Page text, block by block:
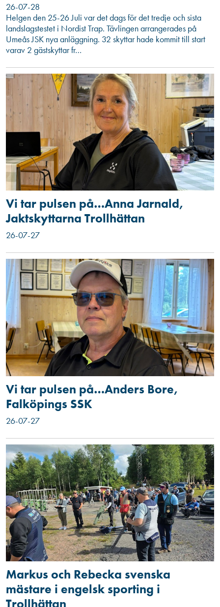
26-07-28
Helgen den 25-26 Juli var det dags för det tredje och sista
landslagstestet i Nordist Trap. Tävlingen arrangerades på
Umeås JSK nya anläggning. 32 skyttar hade kommit till start
varav 2 gästskyttar fr…
Vi tar pulsen på…Anna Jarnald,
Jaktskyttarna Trollhättan
26-07-27
Vi tar pulsen på…Anders Bore,
Falköpings SSK
26-07-27
Markus och Rebecka svenska
mästare i engelsk sporting i